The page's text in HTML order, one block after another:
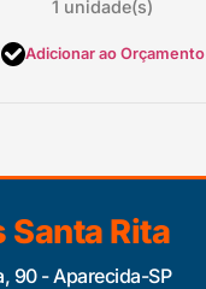
1 unidade(s)
Adicionar ao Orçamento
Santa Rita
90 - Aparecida-SP